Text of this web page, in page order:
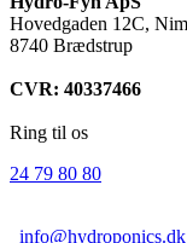
Hovedgaden 12C, Nim
8740 Brædstrup
CVR: 40337466
Ring til os
24 79 80 80
info@hydroponics.dk